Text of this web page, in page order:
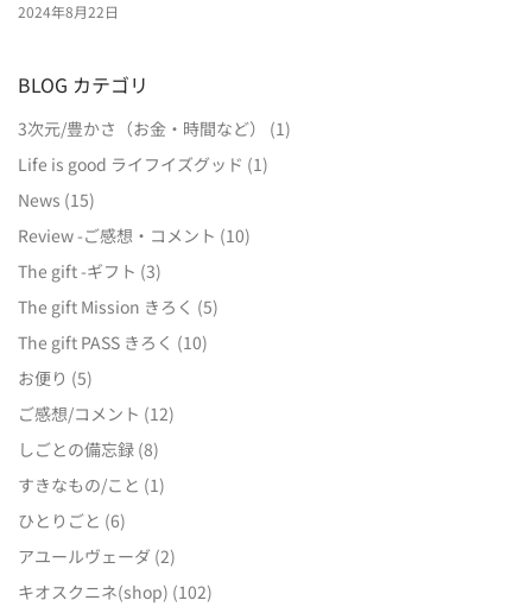
2024年8月22日
BLOG カテゴリ
3次元/豊かさ（お金・時間など）
(1)
Life is good ライフイズグッド (1)
News (15)
Review -ご感想・コメント (10)
The gift -ギフト (3)
The gift Mission きろく (5)
The gift PASS きろく (10)
お便り (5)
ご感想/コメント (12)
しごとの備忘録 (8)
すきなもの/こと (1)
ひとりごと (6)
アユールヴェーダ (2)
キオスクニネ(shop) (102)